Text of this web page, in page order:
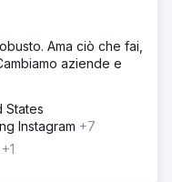
Ama ciò che fai,
aziende e
States
Instagram +7
+1